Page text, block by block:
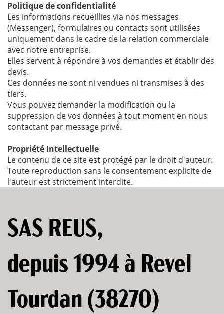
Politique de confidentialité
Les informations recueillies via nos messages
(Messenger), formulaires ou contacts sont utilisées
uniquement dans le cadre de la relation commerciale
avec notre entreprise.
Elles servent à répondre à vos demandes et établir des
devis.
Ces données ne sont ni vendues ni transmises à des
tiers.
Vous pouvez demander la modification ou la
suppression de vos données à tout moment en nous
contactant par message privé.
Propriété Intellectuelle
Le contenu de ce site est protégé par le droit d'auteur.
Toute reproduction sans le consentement explicite de
l'auteur est strictement interdite.
SAS REUS,
depuis 1994 à Revel
Tourdan (38270)